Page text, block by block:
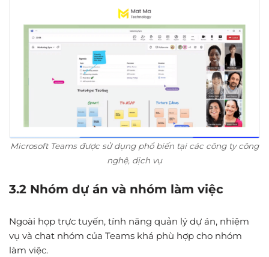
Microsoft Teams được sử dụng phổ biến tại các công ty công
nghệ, dịch vụ
3.2 Nhóm dự án và nhóm làm việc
Ngoài họp trực tuyến, tính năng quản lý dự án, nhiệm
vụ và chat nhóm của Teams khá phù hợp cho nhóm
làm việc.